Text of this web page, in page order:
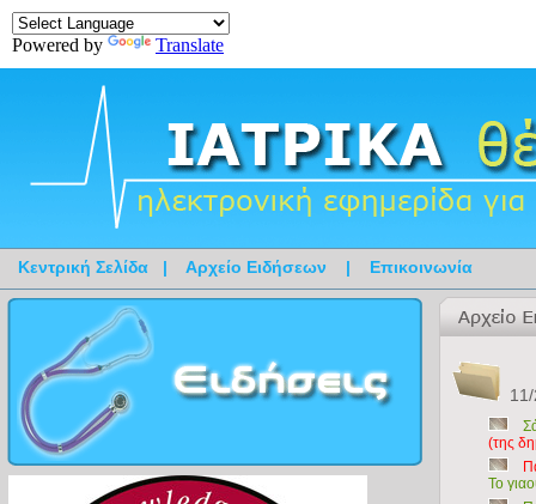
Powered by Translate
Κεντρική Σελίδα | Αρχείο Ειδήσεων | Επικοινωνία
(της
Το